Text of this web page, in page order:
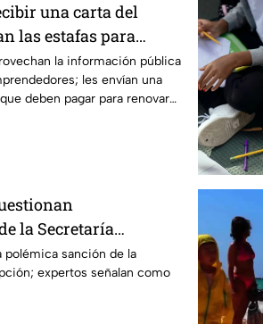
una carta del
las estafas para
en México; consejos
la información pública
les envían una
deben pagar para renovar
la Secretaría
multa a la
polémica sanción de la
expertos señalan como